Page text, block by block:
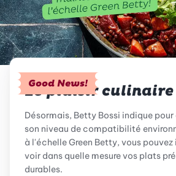
Good News!
Le plaisir
Désormais, Betty Bossi indique
son niveau de compatibilité
à l'échelle Green Betty, vous
voir dans quelle mesure vos plats
durables.